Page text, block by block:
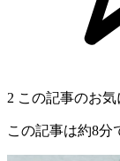
2 この記事のお
この記事は約8分